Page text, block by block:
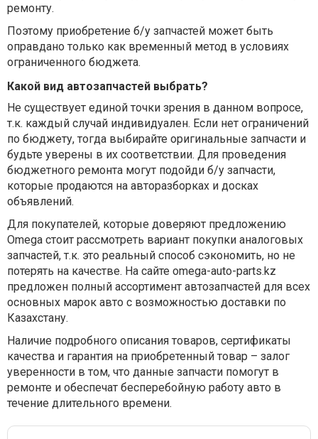
ремонту.
Поэтому приобретение б/у запчастей может быть
оправдано только как временный метод в условиях
ограниченного бюджета.
Какой вид автозапчастей выбрать?
Не существует единой точки зрения в данном вопросе,
т.к. каждый случай индивидуален. Если нет ограничений
по бюджету, тогда выбирайте оригинальные запчасти и
будьте уверены в их соответствии. Для проведения
бюджетного ремонта могут подойди б/у запчасти,
которые продаются на авторазборках и досках
объявлений.
Для покупателей, которые доверяют предложению
Omega стоит рассмотреть вариант покупки аналоговых
запчастей, т.к. это реальный способ сэкономить, но не
потерять на качестве. На сайте omega-auto-parts.kz
предложен полный ассортимент автозапчастей для всех
основных марок авто с возможностью доставки по
Казахстану.
Наличие подробного описания товаров, сертификаты
качества и гарантия на приобретенный товар – залог
уверенности в том, что данные запчасти помогут в
ремонте и обеспечат бесперебойную работу авто в
течение длительного времени.